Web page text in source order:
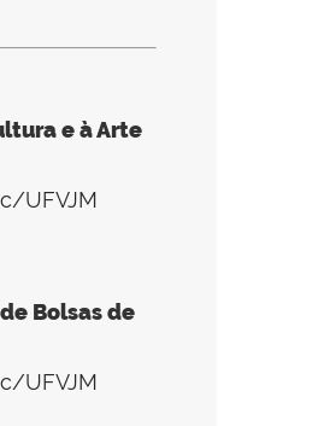
e à Arte
UFVJM
Bolsas de
UFVJM